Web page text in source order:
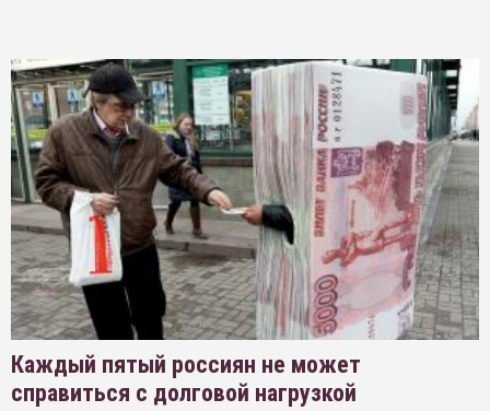
Каждый пятый россиян не может
справиться с долговой нагрузкой